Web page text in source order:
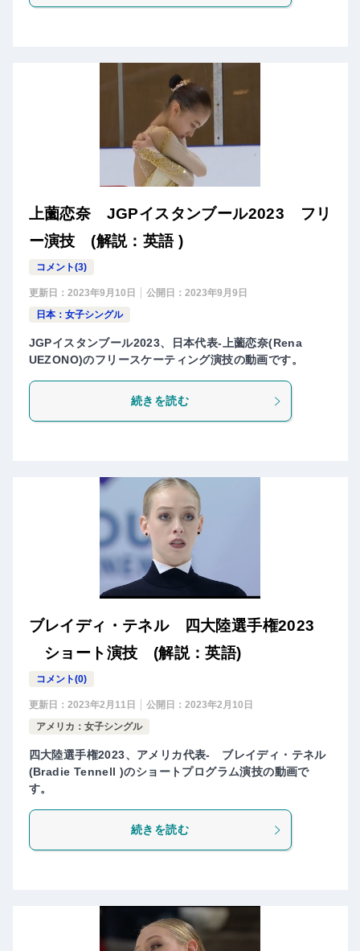
上薗恋奈 JGPイスタンブール2023 フリ
ー演技 (解説：英語 )
コメント(3)
更新日： 2023年9月10日 公開日： 2023年9月9日
日本：女子シングル
JGPイスタンブール2023、日本代表-上薗恋奈(Rena
UEZONO)のフリースケーティング演技の動画です。
続きを読む
ブレイディ・テネル 四大陸選手権2023
ショート演技 (解説：英語)
コメント(0)
更新日： 2023年2月11日 公開日： 2023年2月10日
アメリカ：女子シングル
四大陸選手権2023、アメリカ代表- ブレイディ・テネル
(Bradie Tennell )のショートプログラム演技の動画で
す。
続きを読む